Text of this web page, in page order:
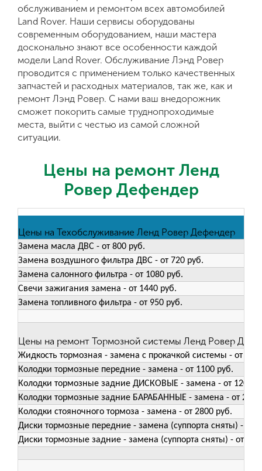
обслуживанием и ремонтом всех автомобилей
Land Rover. Наши сервисы оборудованы
современным оборудованием, наши мастера
досконально знают все особенности каждой
модели Land Rover. Обслуживание Лэнд Ровер
проводится с применением только качественных
запчастей и расходных материалов, так же, как и
ремонт Лэнд Ровер. С нами ваш внедорожник
сможет покорить самые труднопроходимые
места, выйти с честью из самой сложной
ситуации.
Цены на ремонт Ленд
Ровер Дефендер
Цены на Техобслуживание Ленд Ровер Дефендер
Замена масла ДВС - от 800 руб.
Замена воздушного фильтра ДВС - от 720 руб.
Замена салонного фильтра - от 1080 руб.
Свечи зажигания замена - от 1440 руб.
Замена топливного фильтра - от 950 руб.
Цены на ремонт Тормозной системы Ленд Ровер
Жидкость тормозная - замена с прокачкой системы - от
Колодки тормозные передние - замена - от 1100 руб.
Колодки тормозные задние ДИСКОВЫЕ - замена - от 1200
Колодки тормозные задние БАРАБАННЫЕ - замена - от 2500
Колодки стояночного тормоза - замена - от 2800 руб.
Диски тормозные передние - замена (суппорта сняты) - от
Диски тормозные задние - замена (суппорта сняты) - от